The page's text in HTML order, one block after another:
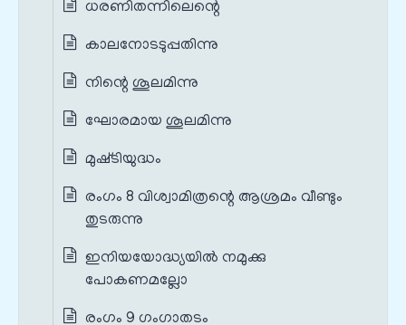
ധരണിതന്നിലെന്റെ
കാലനോടടുപ്പതിന്നു
നിന്റെ ശൂലമിന്നു
ഘോരമായ ശൂലമിന്നു
മുഷ്‌ടിയുദ്ധം
രംഗം 8 വിശ്വാമിത്രന്റെ ആശ്രമം വീണ്ടും
തുടരുന്നു
ഇനിയയോദ്ധ്യയില്‍ നമുക്കു
പോകണമല്ലോ
രംഗം 9 ഗംഗാതടം